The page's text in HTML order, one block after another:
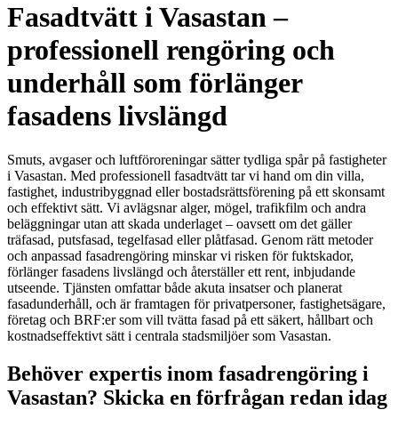
Fasadtvätt i Vasastan –
professionell rengöring och
underhåll som förlänger
fasadens livslängd
Smuts, avgaser och luftföroreningar sätter tydliga spår på fastigheter
i Vasastan. Med professionell fasadtvätt tar vi hand om din villa,
fastighet, industribyggnad eller bostadsrättsförening på ett skonsamt
och effektivt sätt. Vi avlägsnar alger, mögel, trafikfilm och andra
beläggningar utan att skada underlaget – oavsett om det gäller
träfasad, putsfasad, tegelfasad eller plåtfasad. Genom rätt metoder
och anpassad fasadrengöring minskar vi risken för fuktskador,
förlänger fasadens livslängd och återställer ett rent, inbjudande
utseende. Tjänsten omfattar både akuta insatser och planerat
fasadunderhåll, och är framtagen för privatpersoner, fastighetsägare,
företag och BRF:er som vill tvätta fasad på ett säkert, hållbart och
kostnadseffektivt sätt i centrala stadsmiljöer som Vasastan.
Behöver expertis inom fasadrengöring i
Vasastan? Skicka en förfrågan redan idag